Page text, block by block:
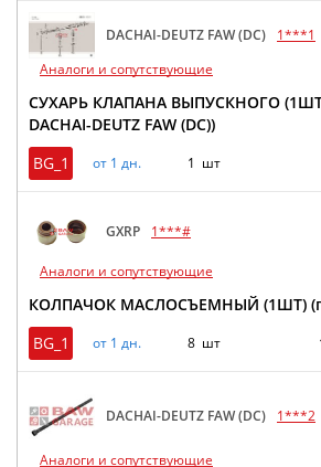
DACHAI-DEUTZ FAW (DC)
1***1
Аналоги и сопутствующие
СУХАРЬ КЛАПАНА ВЫПУСКНОГО
DACHAI-DEUTZ FAW (DC))
BG_1
от 1 дн. 1 шт
GXRP 1***#
Аналоги и сопутствующие
КОЛПАЧОК МАСЛОСЪЕМНЫЙ (1ШТ)
BG_1
от 1 дн. 8 шт
DACHAI-DEUTZ FAW (DC) 1***2
Аналоги и сопутствующие